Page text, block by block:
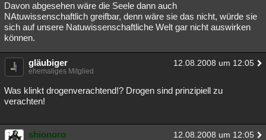
Davon abgesehen wäre die Seele dann auch
NAtuwissenschaftlich greifbar, denn wäre sie das nicht, würde sie
sich auf unsere Natuwissenschaftliche Welt gar nicht auswirken
können.
gläubiger 12.08.2008 um 12:05
ehemaliges Mitglied
Was klinkt drogenverachtend!? Drogen sind prinzipiell zu
verachten!
shionoro 12.08.2008 um 12:05